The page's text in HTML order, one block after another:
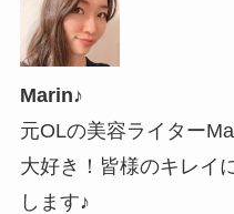
Marin♪
元OLの美容ライター
大好き！皆様のキレイ
します♪